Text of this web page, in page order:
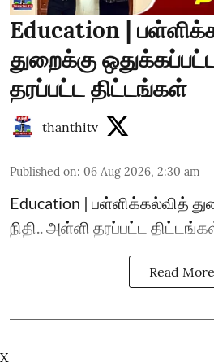
Education |
துறைக்கு
தரப்பட்ட திட்டங்கள்
thanthitv
Published on: 06 Aug 2026, 2:30 am
Education | பள்ளிக்கல்வித்
நிதி.. அள்ளி தரப்பட்ட
Read More
X